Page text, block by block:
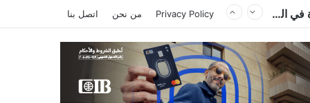
السعودية وتركيا وباكستان توقع «اتفاقية مكة للدفاع المشترك».. هجوم على دولة يُعد اعتداءً على الجميع Privacy Policy من نحن اتصل بنا